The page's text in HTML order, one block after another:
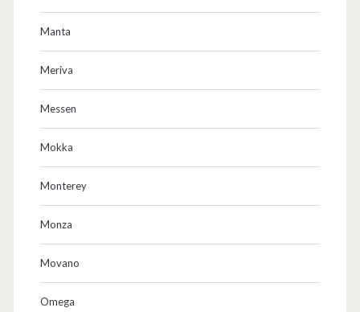
Manta
Meriva
Messen
Mokka
Monterey
Monza
Movano
Omega